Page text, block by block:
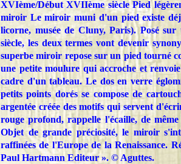
XVIème/Début XVIIème siècle Pied
miroir Le miroir muni d'un pied existe
licorne, musée de Cluny, Paris). Posé
siècle, les deux termes vont devenir
superbe miroir repose sur un pied tourné
une petite moulure qui accroche et
cadre d'un tableau. Le dos en verre
petits points dorés se compose de
argentée créée des motifs qui servent
rouge profond, rappelle l'écaille, de
Objet de grande préciosité, le miroir
raffinées de l'Europe de la Renaissance.
Paul Hartmann Editeur ». © Aguttes.